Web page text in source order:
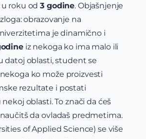
u roku od3 godine. Objašnjenje
obrazovanje na
je dinamično i
iz nekoga ko ima malo ili
datoj oblasti, student se
ko može proizvesti
rezultate i postati
oblasti. To znači da ćeš
da ovladaš predmetima.
of Applied Science) se više